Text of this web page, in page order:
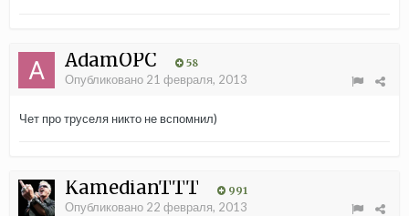
AdamOPC 58
Опубликовано 21 февраля, 2013
Чет про труселя никто не вспомнил)
KamedianTTT 991
Опубликовано 22 февраля, 2013